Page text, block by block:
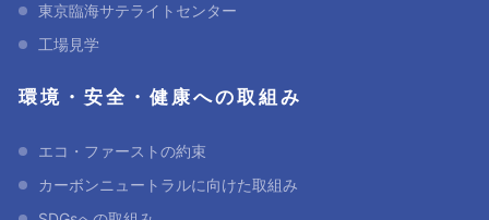
東京臨海サテライトセンター
工場見学
環境・安全・健康への取組み
エコ・ファーストの約束
カーボンニュートラルに向けた取組み